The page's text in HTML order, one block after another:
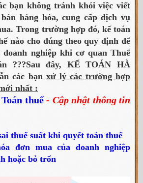
bạn không tránh khỏi việc viết
hàng hóa, cung cấp dịch vụ
Trong trường hợp đó, kế toán
nào cho đúng theo quy định để
nghiệp khi cơ quan Thuế
???Sau đây, KẾ TOÁN HÀ
các bạn xử lý các trường hợp
nhất :
thuế- Cập nhật thông tin
thuế suất khi quyết toán thuế
đơn mua của doanh nghiệp
hoặc bỏ trốn